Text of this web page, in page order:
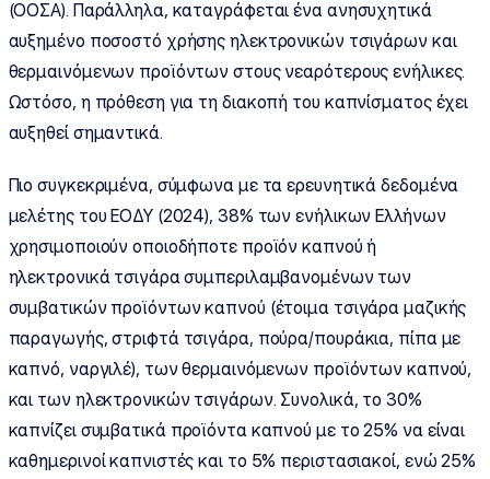
(ΟΟΣΑ). Παράλληλα, καταγράφεται ένα ανησυχητικά
αυξημένο ποσοστό χρήσης ηλεκτρονικών τσιγάρων και
θερμαινόμενων προϊόντων στους νεαρότερους ενήλικες.
Ωστόσο, η πρόθεση για τη διακοπή του καπνίσματος έχει
αυξηθεί σημαντικά.
Πιο συγκεκριμένα, σύμφωνα με τα ερευνητικά δεδομένα
μελέτης του ΕΟΔΥ (2024), 38% των ενήλικων Ελλήνων
χρησιμοποιούν οποιοδήποτε προϊόν καπνού ή
ηλεκτρονικά τσιγάρα συμπεριλαμβανομένων των
συμβατικών προϊόντων καπνού (έτοιμα τσιγάρα μαζικής
παραγωγής, στριφτά τσιγάρα, πούρα/πουράκια, πίπα με
καπνό, ναργιλέ), των θερμαινόμενων προϊόντων καπνού,
και των ηλεκτρονικών τσιγάρων. Συνολικά, το 30%
καπνίζει συμβατικά προϊόντα καπνού με το 25% να είναι
καθημερινοί καπνιστές και το 5% περιστασιακοί, ενώ 25%